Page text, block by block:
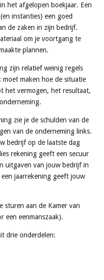
het afgelopen boekjaar. Een
instanties) een goed
de zaken in zijn bedrijf.
om je voortgang te
plannen.
zijn relatief weinig regels
maken hoe de situatie
het vermogen, het resultaat,
zie je de schulden van de
van de onderneming links.
bedrijf op de laatste dag
rekening geeft een secuur
uitgaven van jouw bedrijf in
jaarrekening geeft jouw
sturen aan de Kamer van
een eenmanszaak).
drie onderdelen: